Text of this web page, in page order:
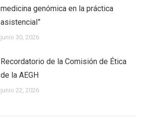
medicina genómica en la práctica
asistencial”
junio 30, 2026
Recordatorio de la Comisión de Ética
de la AEGH
junio 22, 2026